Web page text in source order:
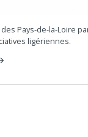
Pays-de-la-Loire
ligériennes.